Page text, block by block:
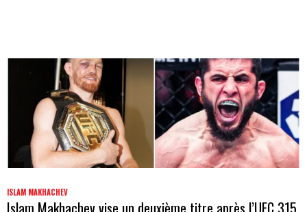
ISLAM MAKHACHEV
Islam Makhachev vise un deuxième titre après l’UFC 315